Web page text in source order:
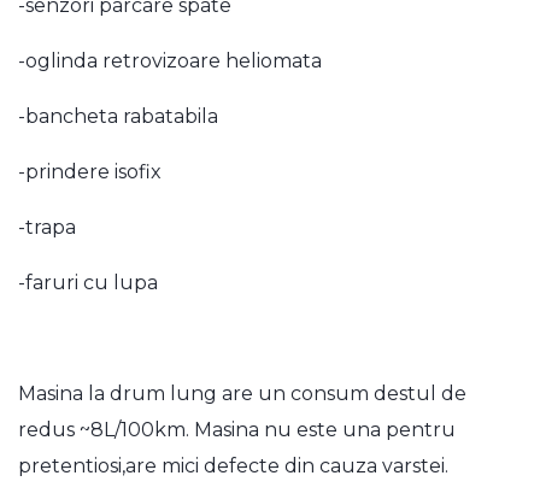
-senzori parcare spate
-oglinda retrovizoare heliomata
-bancheta rabatabila
-prindere isofix
-trapa
-faruri cu lupa
Masina la drum lung are un consum destul de
redus ~8L/100km. Masina nu este una pentru
pretentiosi,are mici defecte din cauza varstei.